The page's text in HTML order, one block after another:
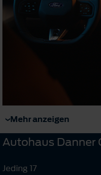
Mehr anzeigen
Autohaus Danner
Jeding 17